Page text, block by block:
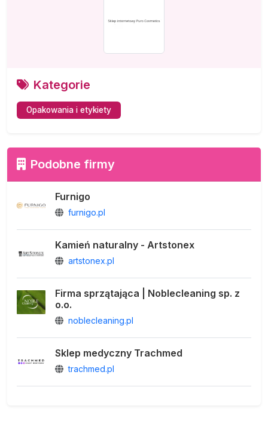
Kategorie
Opakowania i etykiety
Podobne firmy
Furnigo
furnigo.pl
Kamień naturalny - Artstonex
artstonex.pl
Firma sprzątająca | Noblecleaning sp. z
o.o.
noblecleaning.pl
Sklep medyczny Trachmed
trachmed.pl